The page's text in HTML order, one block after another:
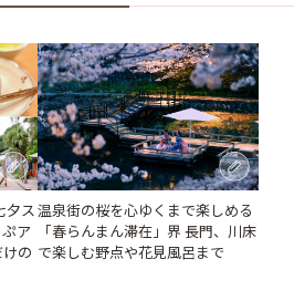
夕ス
ア
の
温泉街の桜を心ゆくまで楽しめる
「春らんまん滞在」界 長門、川床
で楽しむ野点や花見風呂まで